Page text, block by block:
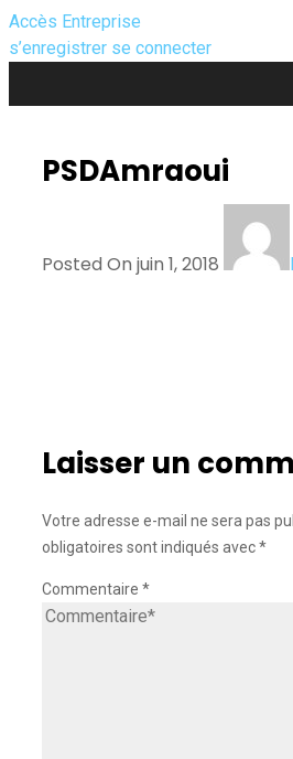
Accès Entreprise
s’enregistrer se connecter
PSDAmraoui
Posted On juin 1, 2018
Laisser un
Votre adresse e-mail ne sera pas
obligatoires sont indiqués avec*
Commentaire *